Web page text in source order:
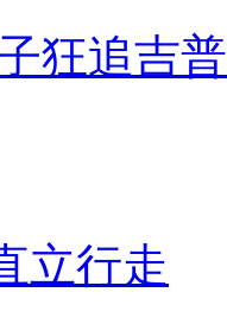
狂追吉
立行走